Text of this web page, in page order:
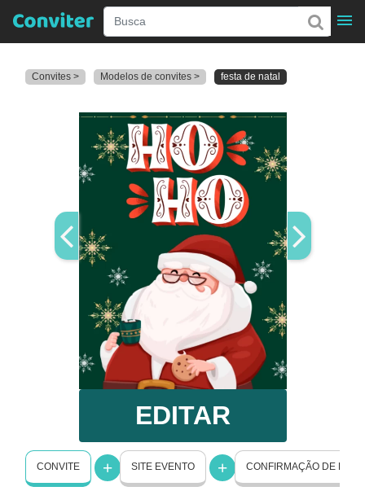
Convites > Modelos de convites > festa de natal
EDITAR
CONVITE SITE EVENTO CONFIRMAÇÃO DE